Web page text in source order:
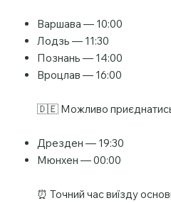
Варшава — 10:00
Лодзь — 11:30
Познань — 14:00
Вроцлав — 16:00
🇩🇪 Можливо приєднатись
Дрезден — 19:30
Мюнхен — 00:00
⏰ Точний час виїзду